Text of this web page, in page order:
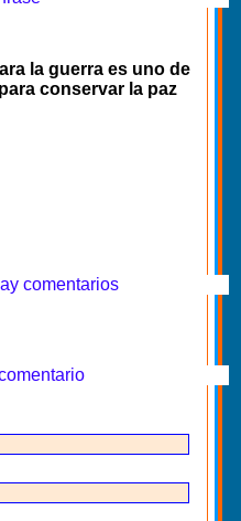
la guerra es uno de
conservar la paz
comentarios